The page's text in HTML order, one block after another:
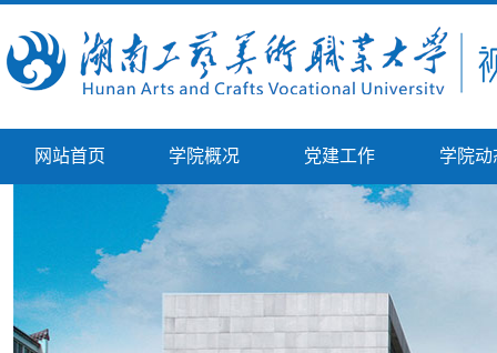
网站首页 学院概况 党建工作 学院动